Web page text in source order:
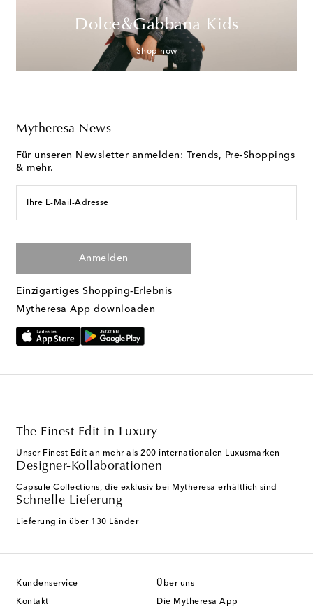
Dolce&Gabbana Kids
Shop now
Mytheresa News
Für unseren Newsletter anmelden: Trends, Pre-Shoppings
& mehr.
Ihre E-Mail-Adresse
Anmelden
Einzigartiges Shopping-Erlebnis
Mytheresa App downloaden
The Finest Edit in Luxury
Unser Finest Edit an mehr als 200 internationalen Luxusmarken
Designer-Kollaborationen
Capsule Collections, die exklusiv bei Mytheresa erhältlich sind
Schnelle Lieferung
Lieferung in über 130 Länder
Kundenservice
Kontakt
Über uns
Die Mytheresa App